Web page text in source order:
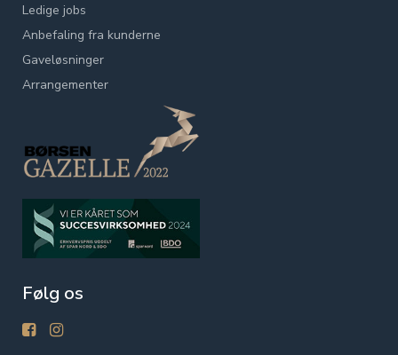
Ledige jobs
Anbefaling fra kunderne
Gaveløsninger
Arrangementer
Følg os